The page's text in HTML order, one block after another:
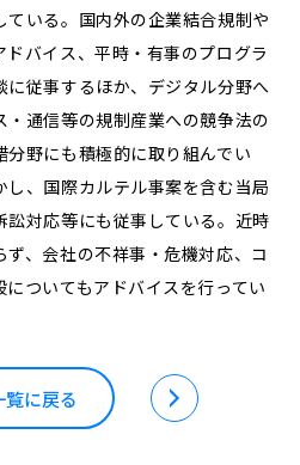
いる。国内外の企業結合規制や
バイス、平時・有事のプログラ
従事するほか、デジタル分野へ
通信等の規制産業への競争法の
野にも積極的に取り組んでい
、国際カルテル事案を含む当局
対応等にも従事している。近時
、会社の不祥事・危機対応、コ
ついてもアドバイスを行ってい
覧に戻る